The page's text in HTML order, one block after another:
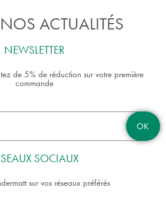
ACTUALITÉS
NEWSLETTER
de 5% de réduction sur votre première
commande
OK
SOCIAUX
sur vos réseaux préférés